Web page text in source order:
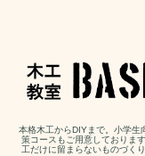
本格木工からDIYまで。小学生
策コースもご用意しておりま
工だけに留まらないものづく